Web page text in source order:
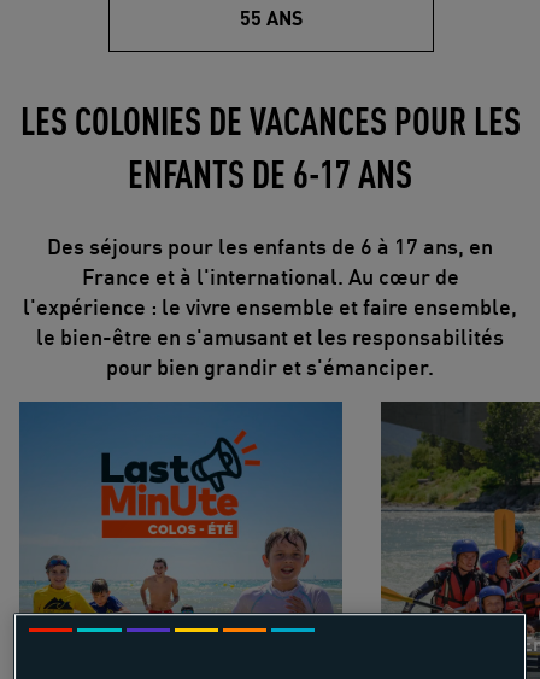
55 ANS
LES COLONIES DE VACANCES POUR LES
ENFANTS DE 6-17 ANS
Des séjours pour les enfants de 6 à 17 ans, en
France et à l'international. Au cœur de
l'expérience : le vivre ensemble et faire ensemble,
le bien-être en s'amusant et les responsabilités
pour bien grandir et s'émanciper.
Eaux-vives
France -